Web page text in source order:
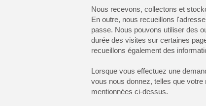
Nous recevons, collectons et
En outre, nous recueillons
passe. Nous pouvons utiliser des
durée des visites sur certaines
recueillons également des
Lorsque vous effectuez une
vous nous donnez, telles que
mentionnées ci-dessus.